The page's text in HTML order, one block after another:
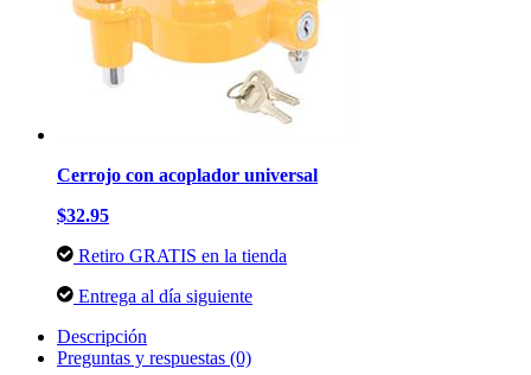
Cerrojo con acoplador universal
$32.95
Retiro GRATIS en la tienda
Entrega al día siguiente
Descripción
Preguntas y respuestas (0)